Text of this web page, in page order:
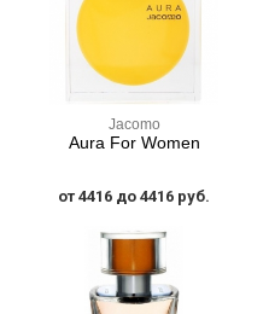
Jacomo
Aura For Women
от 4416 до 4416 руб.